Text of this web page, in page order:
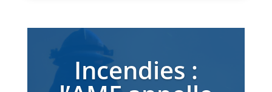
Incendies :